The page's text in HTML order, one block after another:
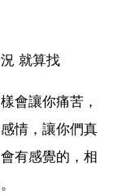
就算找
會讓你痛苦，
情，讓你們真
有感覺的，相